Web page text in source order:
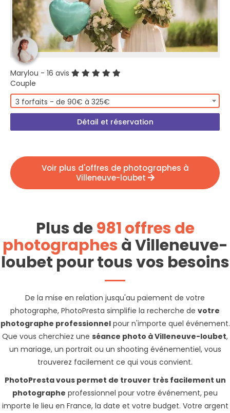
Marylou - 16 avis
Couple
3 forfaits - de 90€ à 325€
Détail et réservation
Voir plus d'offres de photographes à
Villeneuve-loubet
Plus de981 offres de
photographesà Villeneuve-
loubet pour tous vos besoins
De la mise en relation jusqu'au paiement de votre
photographe, PhotoPresta simplifie la recherche de votre
photographe professionnelpour n'importe quel événement.
Que vous cherchiez une séance photo à Villeneuve-loubet,
un mariage, un portrait ou un shooting événementiel, vous
trouverez facilement ce qui vous convient.
PhotoPresta vous permet de trouver très facilement un
photographe professionnel pour votre événement, peu
importe le lieu en France, la date et votre budget. Votre argent